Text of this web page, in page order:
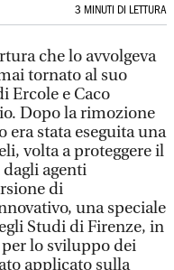
3 MINUTI DI LETTURA
che lo avvolgeva
tornato al suo
Ercole e Caco
Dopo la rimozione
stata eseguita una
volta a proteggere il
agenti
di
una speciale
Studi di Firenze, in
lo sviluppo dei
applicato sulla